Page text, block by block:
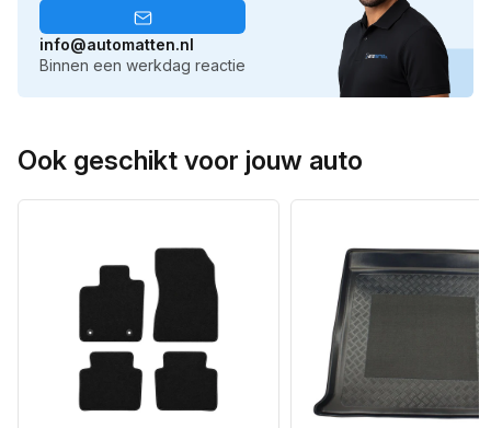
info@automatten.nl
Binnen een werkdag reactie
Ook geschikt voor jouw auto